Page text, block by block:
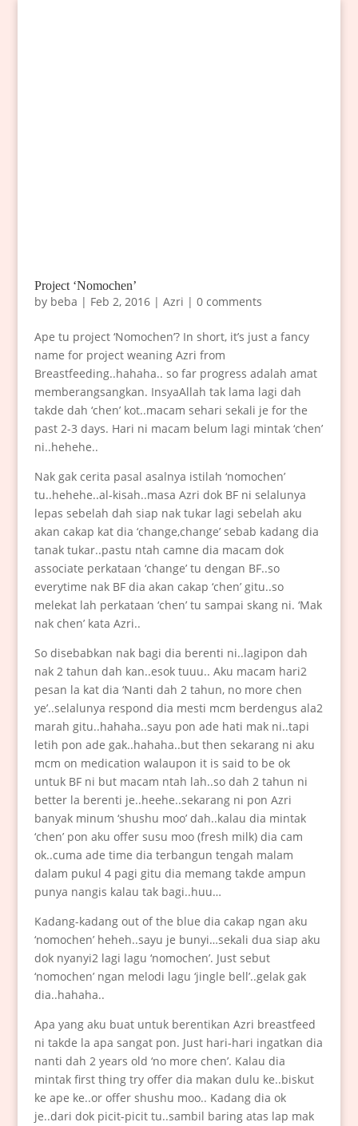
Project ‘Nomochen’
by beba | Feb 2, 2016| Azri | 0 comments
Ape tu project ‘Nomochen’? In short, it’s just a fancy
name for project weaning Azri from
Breastfeeding..hahaha.. so far progress adalah amat
memberangsangkan. InsyaAllah tak lama lagi dah
takde dah ‘chen’ kot..macam sehari sekali je for the
past 2-3 days. Hari ni macam belum lagi mintak ‘chen’
ni..hehehe..
Nak gak cerita pasal asalnya istilah ‘nomochen’
tu..hehehe..al-kisah..masa Azri dok BF ni selalunya
lepas sebelah dah siap nak tukar lagi sebelah aku
akan cakap kat dia ‘change,change’ sebab kadang dia
tanak tukar..pastu ntah camne dia macam dok
associate perkataan ‘change’ tu dengan BF..so
everytime nak BF dia akan cakap ‘chen’ gitu..so
melekat lah perkataan ‘chen’ tu sampai skang ni. ‘Mak
nak chen’ kata Azri..
So disebabkan nak bagi dia berenti ni..lagipon dah
nak 2 tahun dah kan..esok tuuu.. Aku macam hari2
pesan la kat dia ‘Nanti dah 2 tahun, no more chen
ye’..selalunya respond dia mesti mcm berdengus ala2
marah gitu..hahaha..sayu pon ade hati mak ni..tapi
letih pon ade gak..hahaha..but then sekarang ni aku
mcm on medication walaupon it is said to be ok
untuk BF ni but macam ntah lah..so dah 2 tahun ni
better la berenti je..heehe..sekarang ni pon Azri
banyak minum ‘shushu moo’ dah..kalau dia mintak
‘chen’ pon aku offer susu moo (fresh milk) dia cam
ok..cuma ade time dia terbangun tengah malam
dalam pukul 4 pagi gitu dia memang takde ampun
punya nangis kalau tak bagi..huu…
Kadang-kadang out of the blue dia cakap ngan aku
‘nomochen’ heheh..sayu je bunyi…sekali dua siap aku
dok nyanyi2 lagi lagu ‘nomochen’. Just sebut
‘nomochen’ ngan melodi lagu ‘jingle bell’..gelak gak
dia..hahaha..
Apa yang aku buat untuk berentikan Azri breastfeed
ni takde la apa sangat pon. Just hari-hari ingatkan dia
nanti dah 2 years old ‘no more chen’. Kalau dia
mintak first thing try offer dia makan dulu ke..biskut
ke ape ke..or offer shushu moo.. Kadang dia ok
je..dari dok picit-picit tu..sambil baring atas lap mak